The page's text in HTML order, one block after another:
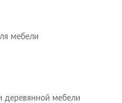
мебели
деревянной мебели